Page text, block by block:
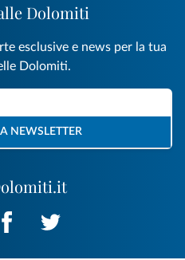
Dolomiti
esclusive e news per la tua
Dolomiti.
NEWSLETTER